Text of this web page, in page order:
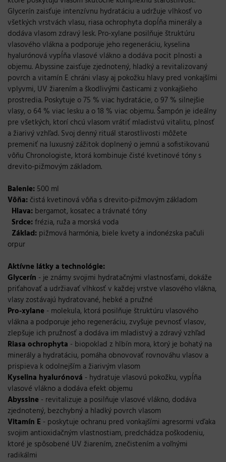
Glycerín zaisťuje intenzívnu hydratáciu a udržuje vlhkosť vo
všetkých vrstvách vlasu, riasa ochrophyta dopĺňa minerály a
dodáva vlasom zdravý lesk. Pro-xylane posilňuje štruktúru
vlasového vlákna a podporuje jeho regeneráciu, kyselina
hyalurónová vypĺňa vlasové vlákno a dodáva pocit plnosti a
objemu. Abyssine zaisťuje zjednotený, hladký a revitalizovaný
povrch a vitamín E chráni vlasy aj pokožku hlavy pred vonkajšími
vplyvmi, UV žiarením a škodlivými časticami z vonkajšieho
prostredia. Poskytuje o 75 % viac hydratácie, o 97 % silnejšie
vlasy, o 64 % viac lesku a o 18 % viac objemu. Šampón je ideálny
pre všetkých, ktorí chcú vlasom vrátiť mladistvú vitalitu, plnosť
a žiarivý vzhľad. Svoj denný rituál starostlivosti môžete
premeniť na luxusný zážitok doplnený o jemnú a sofistikovanú
vôňu Chronologiste, ktorá kombinuje čisté kvetinové tóny s
drevito-pižmovým základom.
Balenie: 500 ml
Vôňa: čistá kvetinová vôňa s drevito-pižmovým základom
Hlava: bergamot, kosatec a trávnaté tóny
Srdce:frézia, ruža a morská voda
Základ: pižmová harmónia, biele kvety a indonézska pačuli
orpur
Aktívne látky a technológie:
Glycerín - je známy svojimi hydratačnými vlastnosťami, dokáže
priťahovať a udržiavať vlhkosť v každej vrstve vlasového vlákna,
vlasy zostávajú hydratované, hebké a pružné
Pro-xylane - molekula, ktorá posilňuje štruktúru vlasového
vlákna a podporuje jeho regeneráciu, zvyšuje pevnosť vlasov,
zlepšuje ich pružnosť a dodáva im mladistvý a zdravý vzhľad
Riasa ochrophyta - biopoklad z hlbín mora, ktorý je bohatý na
minerály a hydratáciu, pomáha obnovovať rovnováhu vlasov a
prispieva k odolnejším a žiarivým vlasom
Kyselina hyalurónová - hydratuje vlasovú pokožku, vypĺňa
vlasové vlákno a dodáva efekt objemu
Abyssine - revitalizuje a posilňuje vlasové vlákno, dodáva
zjednotený, bezchybný a hladký povrch vlasom
Vitamín E - poskytuje ochranu pred vonkajšími agresormi vďaka
svojim antioxidačným vlastnostiam, predchádza poškodeniu,
ktoré je spôsobené UV žiarením, znečistením a voľnými
radikálmi